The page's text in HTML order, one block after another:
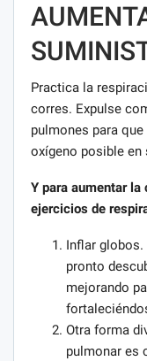
Practica la
corres. Expulse
pulmones para
oxígeno posible en
Y para aumentar la
ejercicios de
Inflar globos.
pronto
mejorando
Otra forma
pulmonar es